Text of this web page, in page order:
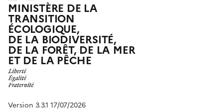
MINISTÈRE DE LA
TRANSITION
ÉCOLOGIQUE,
DE LA BIODIVERSITÉ,
DE LA FORÊT, DE LA MER
ET DE LA PÊCHE
Version 3.3.1 17/07/2026